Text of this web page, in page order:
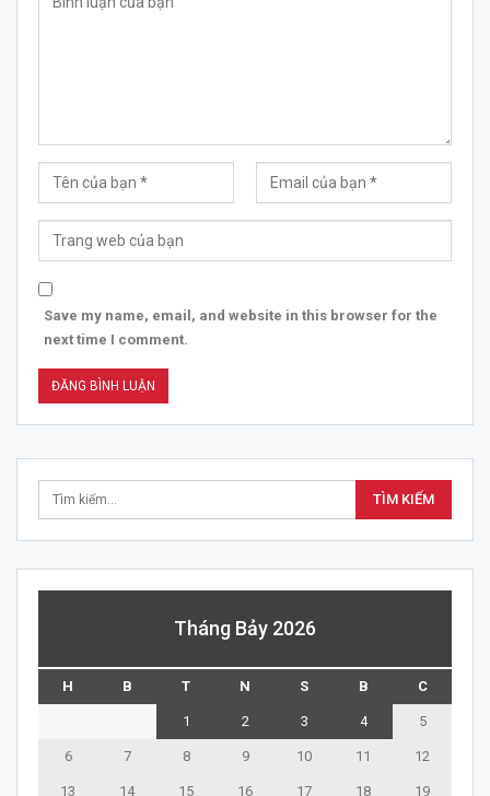
Save my name, email, and website in this browser for the
next time I comment.
Tháng Bảy 2026
H B T N S B C
1 2 3 4 5
6 7 8 9 10 11 12
13 14 15 16 17 18 19